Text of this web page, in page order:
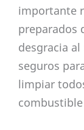
importante
preparados
desgracia
seguros
limpiar